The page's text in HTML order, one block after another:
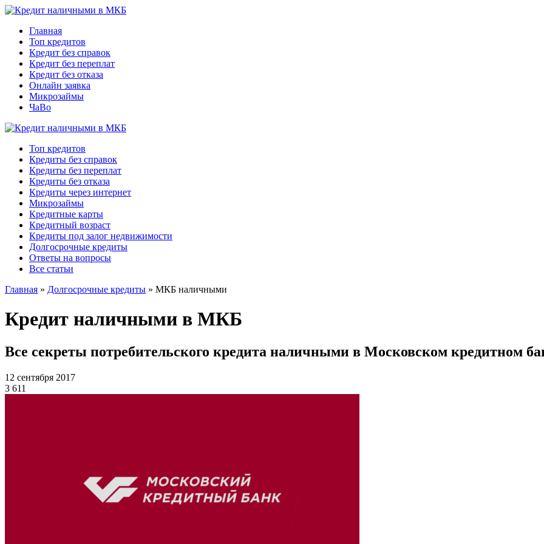
Главная
Топ кредитов
Кредит без справок
Кредит без переплат
Кредит без отказа
Онлайн заявка
Микрозаймы
ЧаВо
Топ кредитов
Кредиты без справок
Кредиты без переплат
Кредиты без отказа
Кредиты через интернет
Микрозаймы
Кредитные карты
Кредитный возраст
Кредиты под залог недвижимости
Долгосрочные кредиты
Ответы на вопросы
Все статьи
Главная » Долгосрочные кредиты » МКБ наличными
Кредит наличными в МКБ
Все секреты потребительского кредита наличными в Московском кредитном
12 сентября 2017
3 611